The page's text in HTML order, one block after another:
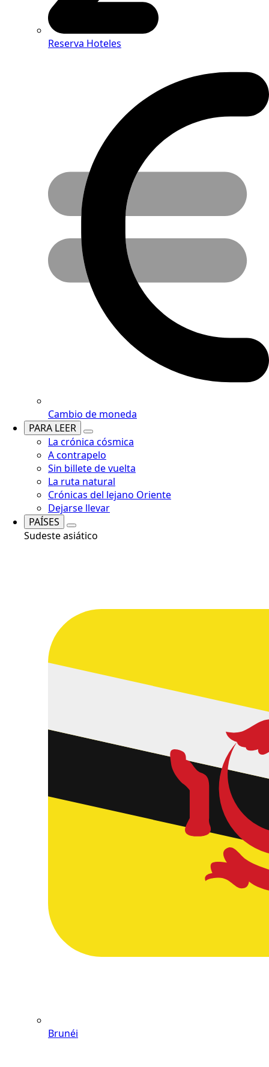
Reserva Hoteles
Cambio de moneda
PARA LEER
La crónica cósmica
A contrapelo
Sin billete de vuelta
La ruta natural
Crónicas del lejano Oriente
Dejarse llevar
PAÍSES
Sudeste asiático
Brunéi